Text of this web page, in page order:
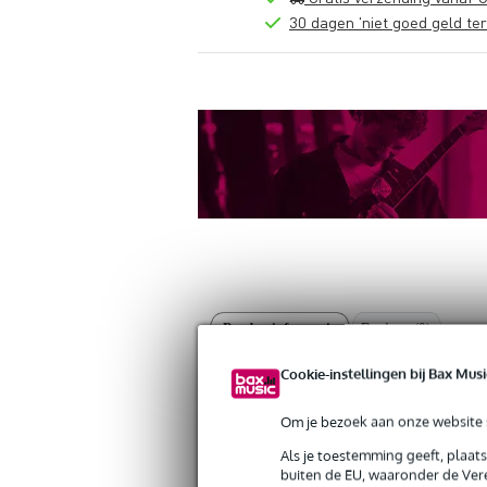
Cookie-instellingen bij Bax
Om je bezoek aan onze
Als je toestemming geeft,
buiten de EU, waaronder de
30 dagen 'niet goed geld
Productinformatie Reviews(0)
Klotz SC1-L2FP0200
Artikelnr:9000-0114-8918
Servicebelofte
Bax Music Garantie : Op dit product